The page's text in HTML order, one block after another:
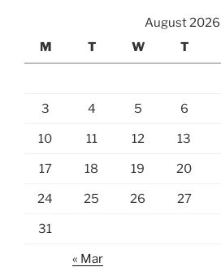
August 2026
M
T W T
3 4 5 6
10 11 12 13
17 18 19 20
24 25 26 27
31
« Mar